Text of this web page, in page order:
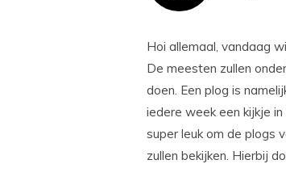
Hoi allemaal, vandaag
De meesten zullen
doen. Een plog is
iedere week een kijkje
super leuk om de plogs
zullen bekijken. Hierbij